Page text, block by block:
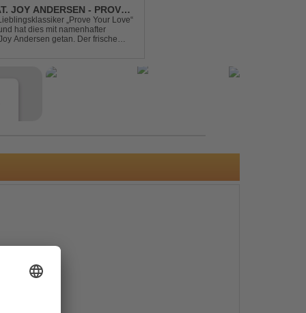
JOY ANDERSEN - PROVE
„Prove Your Love“
hat dies mit namenhafter
Andersen getan. Der frische